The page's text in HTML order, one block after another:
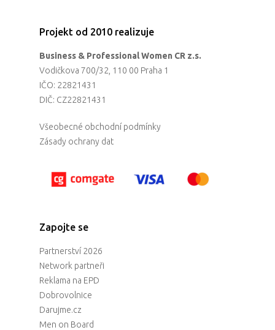
Projekt od 2010 realizuje
Business & Professional Women CR z.s.
Vodičkova 700/32, 110 00 Praha 1
IČO: 22821431
DIČ: CZ22821431
Všeobecné obchodní podmínky
Zásady ochrany dat
Zapojte se
Partnerství 2026
Network partneři
Reklama na EPD
Dobrovolnice
Darujme.cz
Men on Board